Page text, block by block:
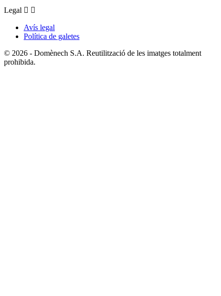
Legal  
Avís legal
Política de galetes
© 2026 - Domènech S.A. Reutilització de les imatges totalment
prohibida.